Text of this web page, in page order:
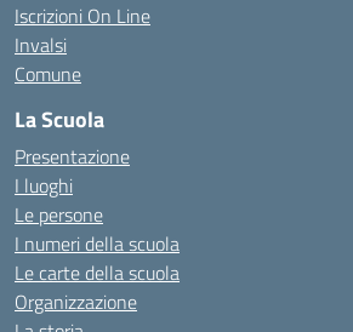
Iscrizioni On Line
Invalsi
Comune
La Scuola
Presentazione
I luoghi
Le persone
I numeri della scuola
Le carte della scuola
Organizzazione